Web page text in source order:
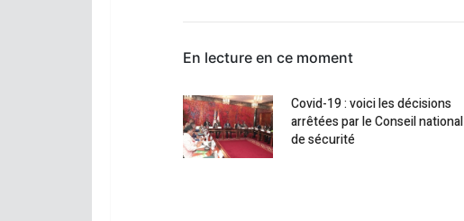
En lecture en ce moment
Covid-19 : voici les décisions
arrêtées par le Conseil national
de sécurité